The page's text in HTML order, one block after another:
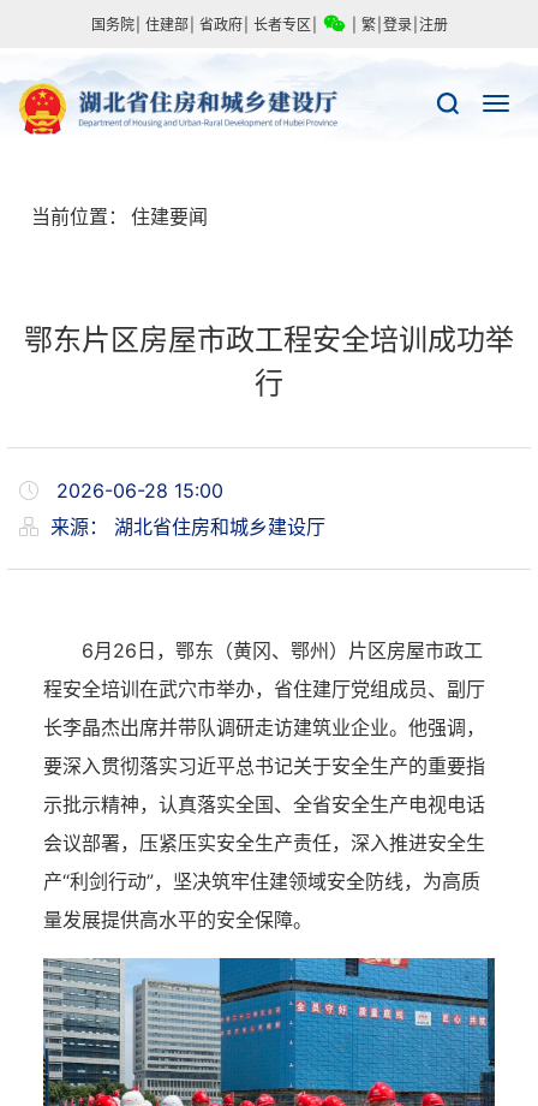
国务院 住建部 省政府 长者专区 繁 登录 注册
当前位置： 住建要闻
鄂东片区房屋市政工程安全培训成功举
行
2026-06-28 15:00
来源： 湖北省住房和城乡建设厅
6月26日，鄂东（黄冈、鄂州）片区房屋市政工
程安全培训在武穴市举办，省住建厅党组成员、副厅
长李晶杰出席并带队调研走访建筑业企业。他强调，
要深入贯彻落实习近平总书记关于安全生产的重要指
示批示精神，认真落实全国、全省安全生产电视电话
会议部署，压紧压实安全生产责任，深入推进安全生
产“利剑行动”，坚决筑牢住建领域安全防线，为高质
量发展提供高水平的安全保障。